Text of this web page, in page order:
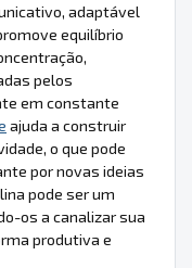
adaptável
equilíbrio
pelos
em constante
ajuda a construir
o que pode
por novas ideias
pode ser um
os a canalizar sua
produtiva e